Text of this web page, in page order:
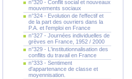
n°320 - Conflit social et nouveaux
mouvements sociaux
n°324 - Evolution de l'effectif et
de la part des ouvriers dans la
P.A. et l'emploi en France
n°327 - Journées individuelles de
grèves en France, 1952 / 2000
n°329 - L'institutionnalisation des
conflits du travail en France
n°333 - Sentiment
d'appartenance de classe et
moyennisation.